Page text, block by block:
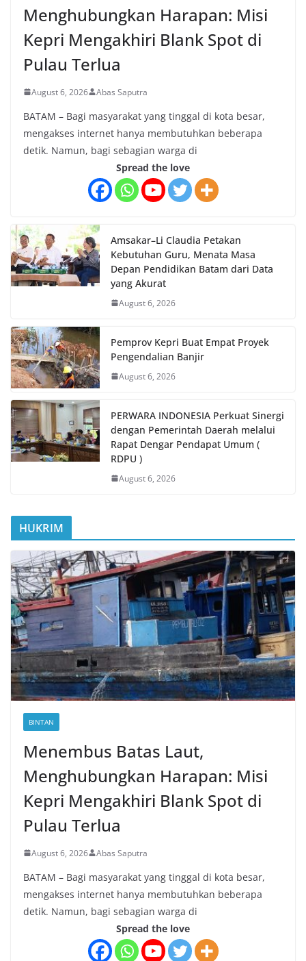
Menghubungkan Harapan: Misi
Kepri Mengakhiri Blank Spot di
Pulau Terlua
August 6, 2026 Abas Saputra
BATAM – Bagi masyarakat yang tinggal di kota besar,
mengakses internet hanya membutuhkan beberapa
detik. Namun, bagi sebagian warga di
Spread the love
Amsakar–Li Claudia Petakan
Kebutuhan Guru, Menata Masa
Depan Pendidikan Batam dari Data
yang Akurat
August 6, 2026
Pemprov Kepri Buat Empat Proyek
Pengendalian Banjir
August 6, 2026
PERWARA INDONESIA Perkuat Sinergi
dengan Pemerintah Daerah melalui
Rapat Dengar Pendapat Umum (
RDPU )
August 6, 2026
HUKRIM
BINTAN
Menembus Batas Laut,
Menghubungkan Harapan: Misi
Kepri Mengakhiri Blank Spot di
Pulau Terlua
August 6, 2026 Abas Saputra
BATAM – Bagi masyarakat yang tinggal di kota besar,
mengakses internet hanya membutuhkan beberapa
detik. Namun, bagi sebagian warga di
Spread the love